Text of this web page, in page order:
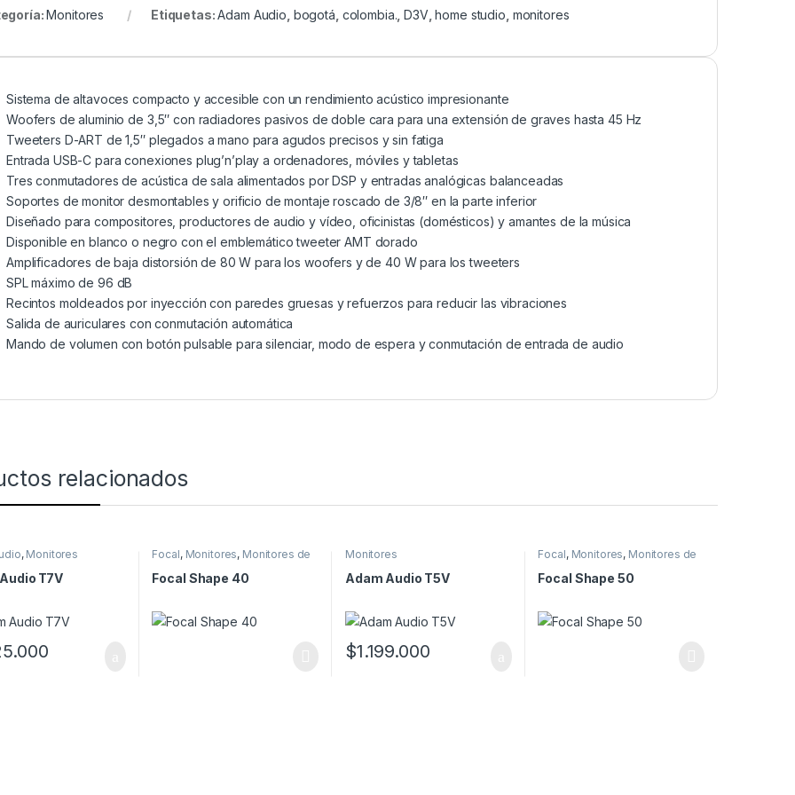
Monitores Etiquetas:Adam Audio bogotá colombia. ,D3V,home studio monitores
Sistema de altavoces compacto y accesible con un rendimiento acústico impresionante
Woofers de aluminio de 3,5″ con radiadores pasivos de doble cara para una extensión de graves hasta 45 Hz
Tweeters D-ART de 1,5″ plegados a mano para agudos precisos y sin fatiga
Entrada USB-C para conexiones plug’n’play a ordenadores, móviles y tabletas
Tres conmutadores de acústica de sala alimentados por DSP y entradas analógicas balanceadas
Soportes de monitor desmontables y orificio de montaje roscado de 3/8″ en la parte inferior
Diseñado para compositores, productores de audio y vídeo, oficinistas (domésticos) y amantes de la música
Disponible en blanco o negro con el emblemático tweeter AMT dorado
Amplificadores de baja distorsión de 80 W para los woofers y de 40 W para los tweeters
SPL máximo de 96 dB
Recintos moldeados por inyección con paredes gruesas y refuerzos para reducir las vibraciones
Salida de auriculares con conmutación automática
Mando de volumen con botón pulsable para silenciar, modo de espera y conmutación de entrada de audio
relacionados
, Monitores
T7V
Focal, Monitores, Monitores de
Focal Shape 40
Monitores
Adam Audio T5V
$1.199.000
Focal, Monitores, Monitores de
Focal Shape 50